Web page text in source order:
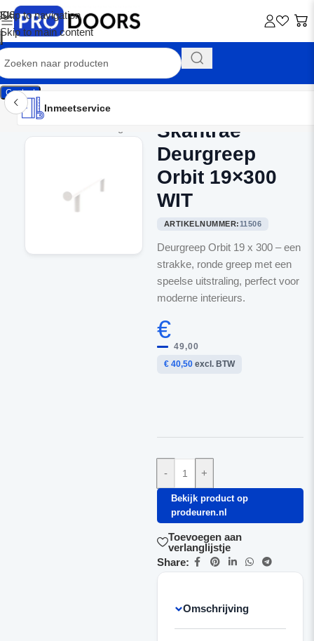
Skip to navigation
Skip to main content
Contact
Inmeetservice
Montageservice
Advies op maat
Showroom
Inmeetservice
Skantrae
Deurgreep
Orbit 19×300
WIT
ARTIKELNUMMER:11506
Deurgreep Orbit 19 x 300 – een
strakke, ronde greep met een
speelse uitstraling, perfect voor
moderne interieurs.
€
49,00
€ 40,50excl. BTW
- +
Bekijk product op
prodeuren.nl
Toevoegen aan
verlanglijstje
Share:
Omschrijving